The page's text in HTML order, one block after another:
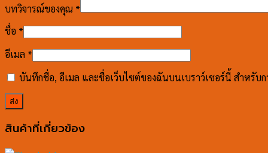
บทวิจารณ์ของคุณ *
ชื่อ *
อีเมล *
บันทึกชื่อ, อีเมล และชื่อเว็บไซต์ของฉันบนเบราว์เซอร์นี้ สำหรับ
สินค้าที่เกี่ยวข้อง